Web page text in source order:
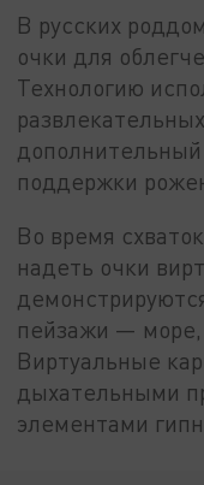
В русских
очки для
Технологию
поддержки
Во время
надеть очки
пейзажи — море,
Виртуальные
дыхательными
элементами